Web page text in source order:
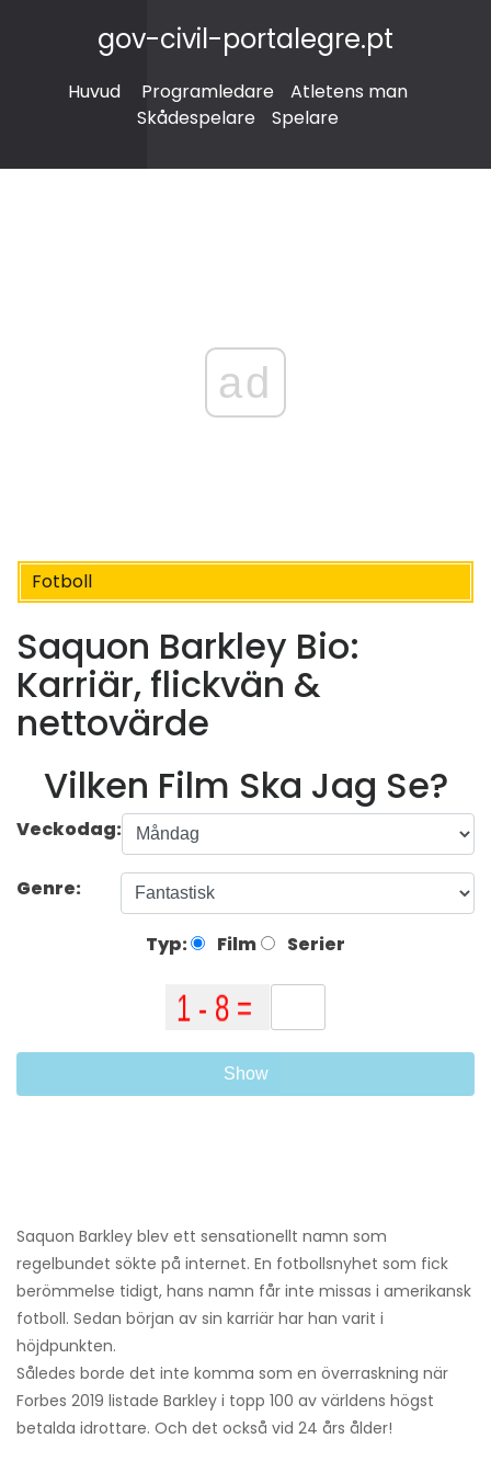
gov-civil-portalegre.pt
Huvud Programledare
Atletens man
Skådespelare
Spelare
ad
Fotboll
Saquon Barkley Bio:
Karriär, flickvän &
nettovärde
Vilken Film Ska Jag Se?
Veckodag:
Genre:
Typ: Film Serier
Show
Saquon Barkley blev ett sensationellt namn som
regelbundet sökte på internet. En fotbollsnyhet som fick
berömmelse tidigt, hans namn får inte missas i amerikansk
fotboll. Sedan början av sin karriär har han varit i
höjdpunkten.
Således borde det inte komma som en överraskning när
Forbes 2019 listade Barkley i topp 100 av världens högst
betalda idrottare. Och det också vid 24 års ålder!